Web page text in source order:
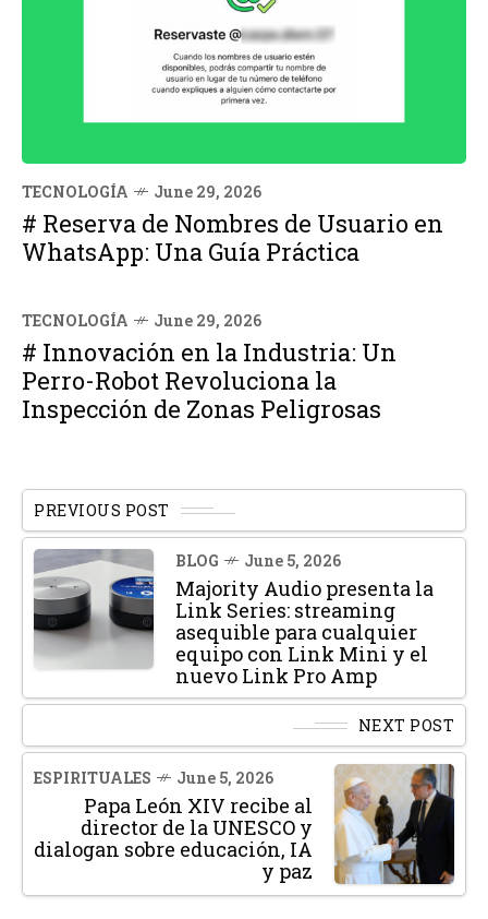
TECNOLOGÍA June 29, 2026
# Reserva de Nombres de Usuario en
WhatsApp: Una Guía Práctica
TECNOLOGÍA June 29, 2026
# Innovación en la Industria: Un
Perro-Robot Revoluciona la
Inspección de Zonas Peligrosas
PREVIOUS POST
BLOG June 5, 2026
Majority Audio presenta la
Link Series: streaming
asequible para cualquier
equipo con Link Mini y el
nuevo Link Pro Amp
NEXT POST
ESPIRITUALES June 5, 2026
Papa León XIV recibe al
director de la UNESCO y
dialogan sobre educación, IA
y paz